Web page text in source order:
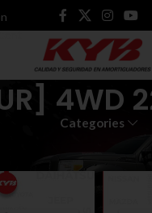
4WD
Categories